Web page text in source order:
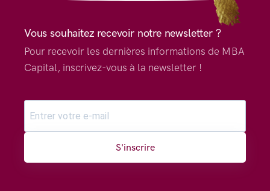
Vous souhaitez recevoir notre newsletter ?
Pour recevoir les dernières informations de MBA
Capital, inscrivez-vous à la newsletter !
S'inscrire